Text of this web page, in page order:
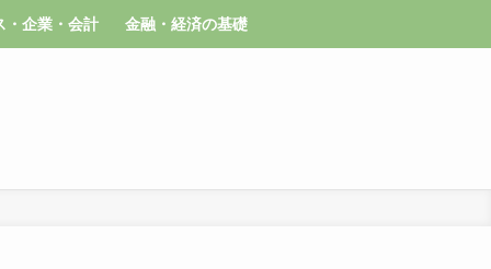
・企業・会計 金融・経済の基礎